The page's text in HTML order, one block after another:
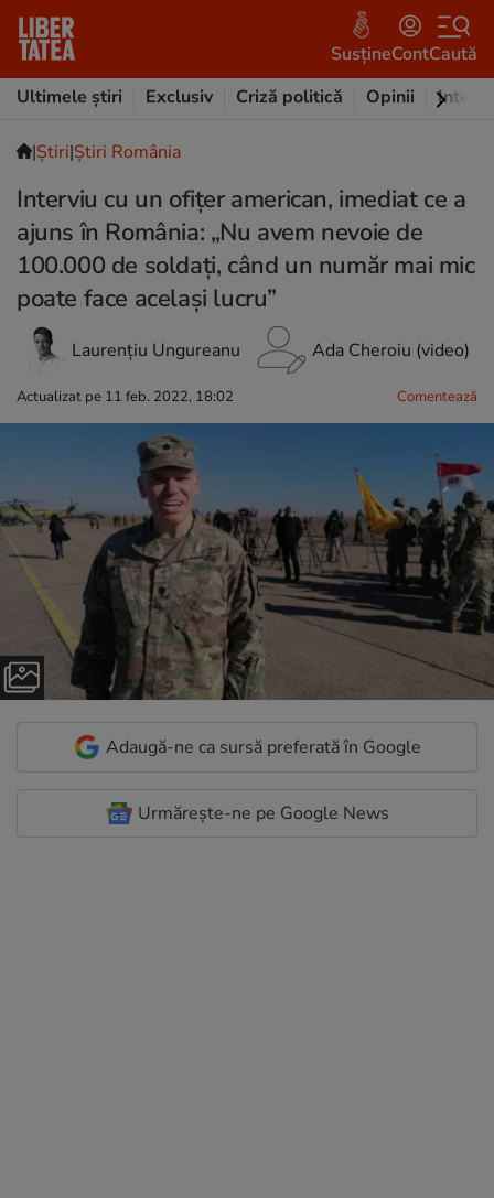
SusțineContCaută
Ultimele știri
Exclusiv Criză politică Opinii
|Ştiri|Știri România
Interviu cu un ofițer american, imediat ce a
ajuns în România: „Nu avem nevoie de
100.000 de soldați, când un număr mai mic
poate face același lucru”
Laurențiu Ungureanu Ada Cheroiu (video)
Actualizat pe 11 feb. 2022, 18:02 Comentează
Adaugă-ne ca sursă preferată în Google
Urmărește-ne pe Google News